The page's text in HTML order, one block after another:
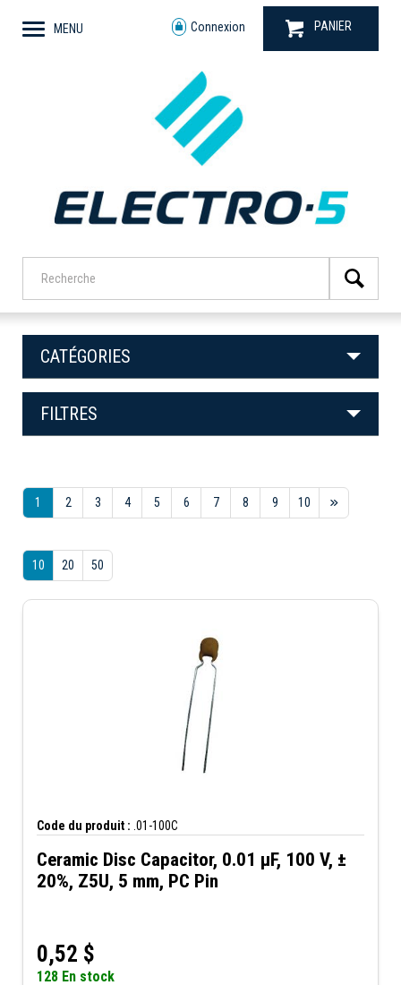
MENU Connexion PANIER
CATÉGORIES
FILTRES
1 2 3 4 5 6 7 8 9 10
10 20 50
Code du produit : .01-100C
Ceramic Disc Capacitor, 0.01 µF, 100 V, ±
20%, Z5U, 5 mm, PC Pin
0,52 $
128 En stock